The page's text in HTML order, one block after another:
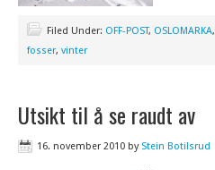
Filed Under: OFF-POST, OSLOMARKA,
fosser, vinter
Utsikt til å se raudt av
16. november 2010 by Stein Botilsrud